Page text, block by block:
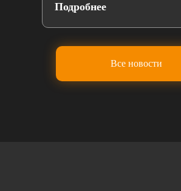
Подробнее
Все новости